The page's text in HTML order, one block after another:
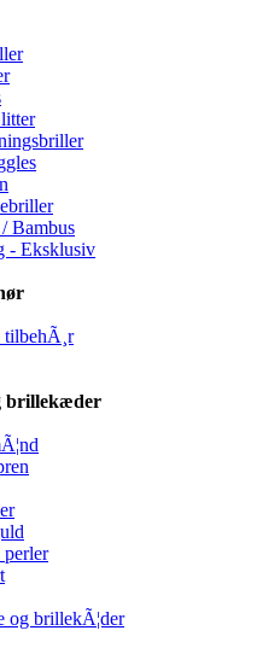
Bambus
- Eksklusiv
brillekæder
og brillekÃ¦der